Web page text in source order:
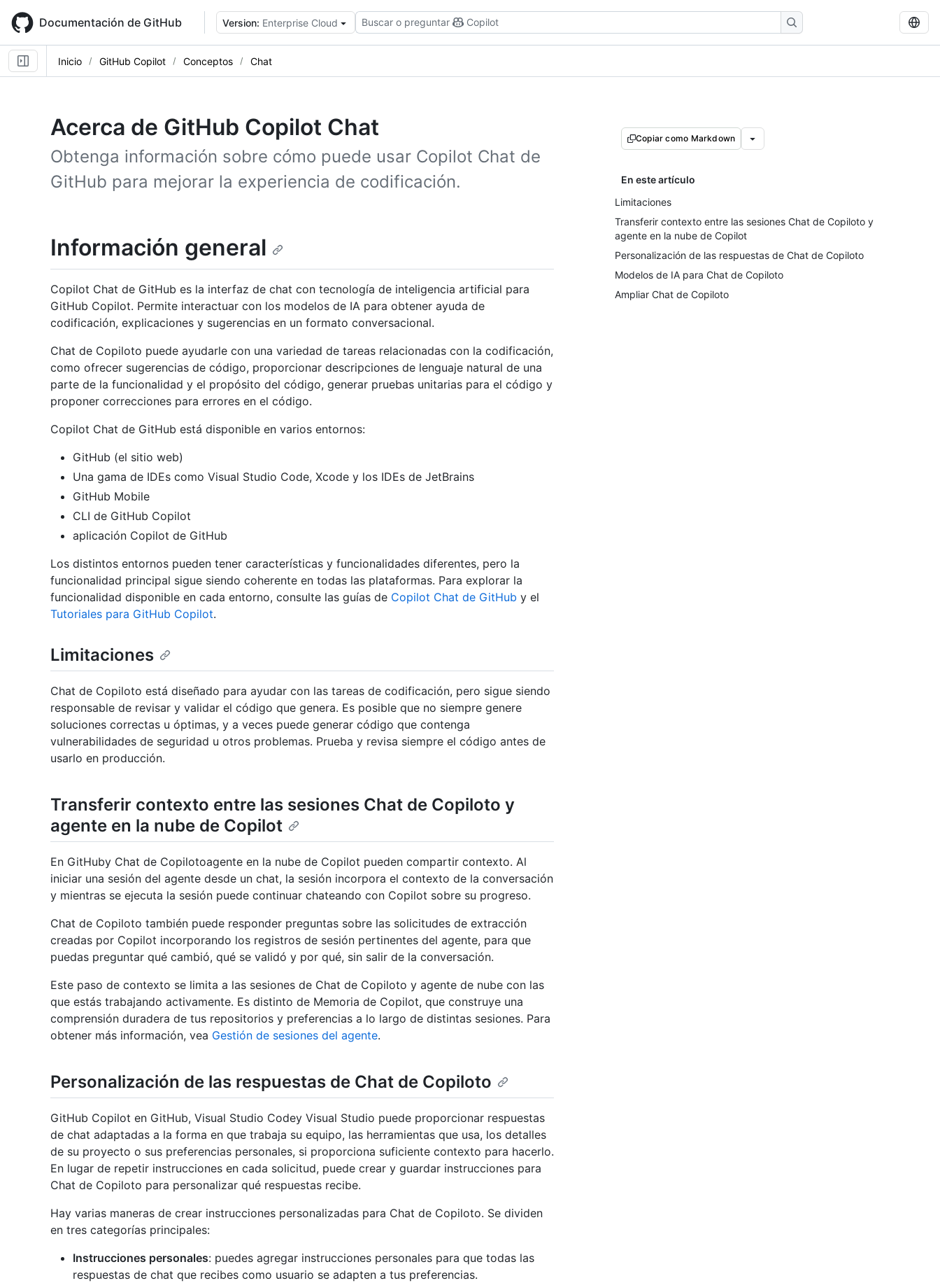
main
content
Documentación de GitHub Version: Enterprise Cloud Buscar o preguntar Copilot
Inicio GitHub Copilot Conceptos Chat
Acerca de GitHub Copilot Chat
Obtenga información sobre cómo puede usar Copilot Chat de
GitHub para mejorar la experiencia de codificación.
Copiar como Markdown
En este artículo
Limitaciones
Transferir contexto entre las sesiones Chat de Copiloto y
agente en la nube de Copilot
Personalización de las respuestas de Chat de Copiloto
Modelos de IA para Chat de Copiloto
Ampliar Chat de Copiloto
Información general
Copilot Chat de GitHub es la interfaz de chat con tecnología de inteligencia artificial para
GitHub Copilot. Permite interactuar con los modelos de IA para obtener ayuda de
codificación, explicaciones y sugerencias en un formato conversacional.
Chat de Copiloto puede ayudarle con una variedad de tareas relacionadas con la codificación,
como ofrecer sugerencias de código, proporcionar descripciones de lenguaje natural de una
parte de la funcionalidad y el propósito del código, generar pruebas unitarias para el código y
proponer correcciones para errores en el código.
Copilot Chat de GitHub está disponible en varios entornos:
GitHub (el sitio web)
Una gama de IDEs como Visual Studio Code, Xcode y los IDEs de JetBrains
GitHub Mobile
CLI de GitHub Copilot
aplicación Copilot de GitHub
Los distintos entornos pueden tener características y funcionalidades diferentes, pero la
funcionalidad principal sigue siendo coherente en todas las plataformas. Para explorar la
funcionalidad disponible en cada entorno, consulte las guías de Copilot Chat de GitHub y el
Tutoriales para GitHub Copilot.
Limitaciones
Chat de Copiloto está diseñado para ayudar con las tareas de codificación, pero sigue siendo
responsable de revisar y validar el código que genera. Es posible que no siempre genere
soluciones correctas u óptimas, y a veces puede generar código que contenga
vulnerabilidades de seguridad u otros problemas. Prueba y revisa siempre el código antes de
usarlo en producción.
Transferir contexto entre las sesiones Chat de Copiloto y
agente en la nube de Copilot
En GitHuby Chat de Copilotoagente en la nube de Copilot pueden compartir contexto. Al
iniciar una sesión del agente desde un chat, la sesión incorpora el contexto de la conversación
y mientras se ejecuta la sesión puede continuar chateando con Copilot sobre su progreso.
Chat de Copiloto también puede responder preguntas sobre las solicitudes de extracción
creadas por Copilot incorporando los registros de sesión pertinentes del agente, para que
puedas preguntar qué cambió, qué se validó y por qué, sin salir de la conversación.
Este paso de contexto se limita a las sesiones de Chat de Copiloto y agente de nube con las
que estás trabajando activamente. Es distinto de Memoria de Copilot, que construye una
comprensión duradera de tus repositorios y preferencias a lo largo de distintas sesiones. Para
obtener más información, vea Gestión de sesiones del agente.
Personalización de las respuestas de Chat de Copiloto
GitHub Copilot en GitHub, Visual Studio Codey Visual Studio puede proporcionar respuestas
de chat adaptadas a la forma en que trabaja su equipo, las herramientas que usa, los detalles
de su proyecto o sus preferencias personales, si proporciona suficiente contexto para hacerlo.
En lugar de repetir instrucciones en cada solicitud, puede crear y guardar instrucciones para
Chat de Copiloto para personalizar qué respuestas recibe.
Hay varias maneras de crear instrucciones personalizadas para Chat de Copiloto. Se dividen
en tres categorías principales:
Instrucciones personales: puedes agregar instrucciones personales para que todas las
respuestas de chat que recibes como usuario se adapten a tus preferencias.